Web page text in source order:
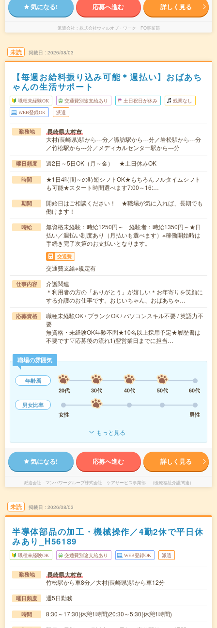
気になる! 応募へ進む 詳しく見る
派遣会社 株式会社ウィルオブ・ワーク FO事業部
未読 掲載日 2026/08/03
【毎週お給料振り込み可能＊週払い】おばあち
ゃんの生活サポート
職種未経験OK 交通費別途支給あり 土日祝日が休み 残業なし
WEB登録OK 派遣
勤務地 長崎県大村市
大村(長崎県)駅から---分／諏訪駅から---分／岩松駅から---分
／竹松駅から---分／メディカルセンター駅から---分
曜日頻度 週2日～5日OK（月～金） ★土日休みOK
時間
★1日4時間～の時短シフトOK★もちろんフルタイムシフト
も可能★スタート時間選べます7:00～16:…
期間
開始日はご相談ください！ ★職場が気に入れば、長期でも
働けます！
時給
無資格未経験：時給1250円～ 経験者：時給1350円～★日
払い／週払い制度あり（月払いも選べます）※稼働開始時は
手続き完了次第のお支払いとなります。
交通費
交通費支給※規定有
仕事内容
介護関連
＊利用者の方の「ありがとう」が嬉しい＊お年寄りを笑顔に
する介護のお仕事です。おじいちゃん、おばあちゃ…
応募資格
職種未経験OK / ブランクOK / パソコンスキル不要 / 英語力不
要
無資格・未経験OK年齢不問★10名以上採用予定★履歴書は
不要です▽応募後の流れ1)翌営業日までに担当…
職場の雰囲気
年齢層
20代
30代 40代 50代
60代
男女比率
女性
男性
もっと見る
気になる! 応募へ進む 詳しく見る
派遣会社 マンパワーグループ株式会社 ケアサービス事業部 （医療福祉介護関連）
未読 掲載日 2026/08/03
半導体部品の加工・機械操作／4勤2休で平日休
みあり_H56189
職種未経験OK 交通費別途支給あり WEB登録OK 派遣
勤務地 長崎県大村市
竹松駅から車8分／大村(長崎県)駅から車12分
曜日頻度 週5日勤務
時間 8:30～17:30(休憩1時間)20:30～5:30(休憩1時間)